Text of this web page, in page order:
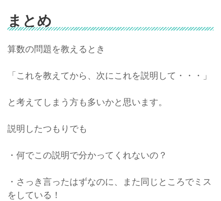
まとめ
算数の問題を教えるとき
「これを教えてから、次にこれを説明して・・・」
と考えてしまう方も多いかと思います。
説明したつもりでも
・何でこの説明で分かってくれないの？
・さっき言ったはずなのに、また同じところでミス
をしている！